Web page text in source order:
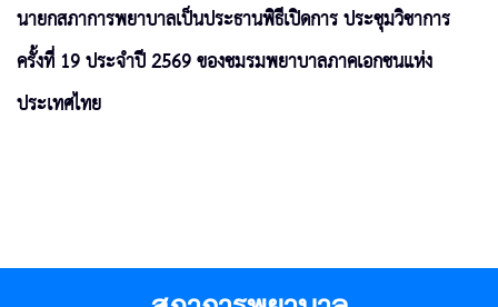
นายกสภาการพยาบาลเป็นประธานพิธีเปิดการ ประชุมวิชาการ
ครั้งที่ 19 ประจำปี 2569 ของชมรมพยาบาลภาคเอกชนแห่ง
ประเทศไทย